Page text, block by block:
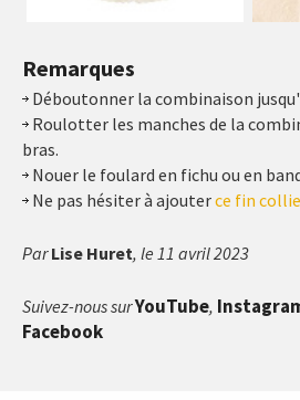
Remarques
Déboutonner la combinaison
Roulotter les manches de la
bras.
Nouer le foulard en fichu ou en
Ne pas hésiter à ajouterce fin
ParLise Huret, le 11 avril 2023
Suivez-nous surYouTube,
Facebook